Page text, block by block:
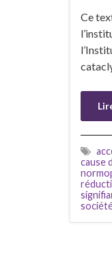
Ce
cause